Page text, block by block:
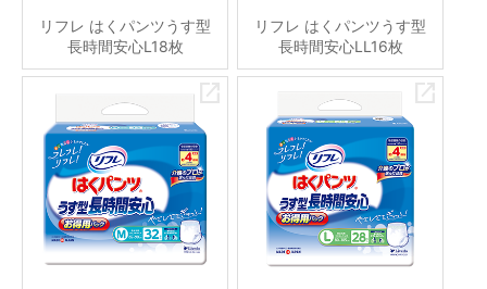
リフレ はくパンツうす型
長時間安心L18枚
リフレ はくパンツうす型
長時間安心LL16枚